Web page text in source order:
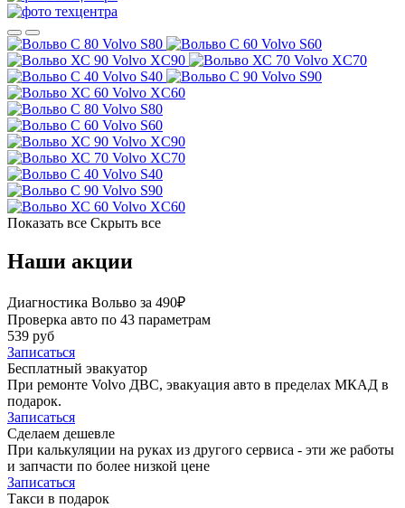
Volvo S80
Volvo S60
Volvo XC90
Volvo XC70
Volvo S40
Volvo S90
Volvo XC60
Volvo S80
Volvo S60
Volvo XC90
Volvo XC70
Volvo S40
Volvo S90
Volvo XC60
Показать все Скрыть все
Наши акции
Диагностика Вольво за 490₽
Проверка авто по 43 параметрам
539 руб
Записаться
Бесплатный эвакуатор
При ремонте Volvo ДВС, эвакуация авто в пределах МКАД в
подарок.
Записаться
Сделаем дешевле
При калькуляции на руках из другого сервиса - эти же работы
и запчасти по более низкой цене
Записаться
Такси в подарок